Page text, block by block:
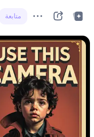
متابعة